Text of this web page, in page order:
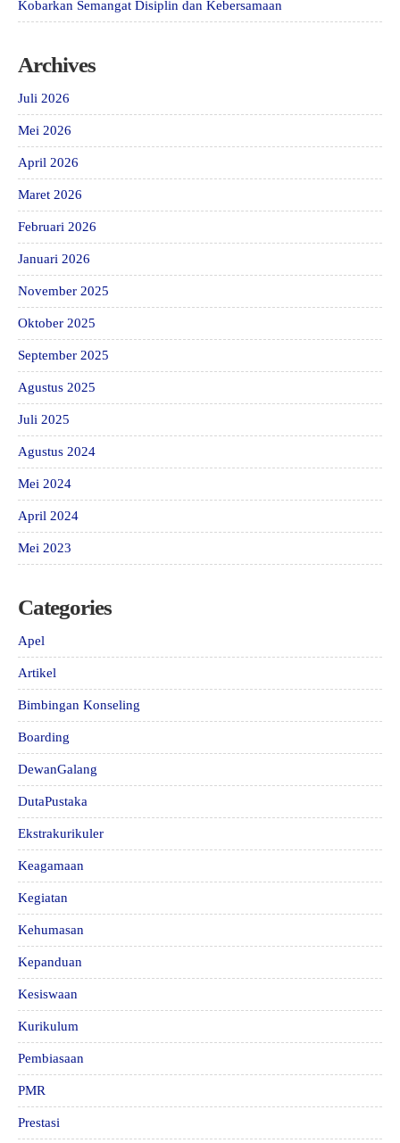
Kobarkan Semangat Disiplin dan Kebersamaan
Archives
Juli 2026
Mei 2026
April 2026
Maret 2026
Februari 2026
Januari 2026
November 2025
Oktober 2025
September 2025
Agustus 2025
Juli 2025
Agustus 2024
Mei 2024
April 2024
Mei 2023
Categories
Apel
Artikel
Bimbingan Konseling
Boarding
DewanGalang
DutaPustaka
Ekstrakurikuler
Keagamaan
Kegiatan
Kehumasan
Kepanduan
Kesiswaan
Kurikulum
Pembiasaan
PMR
Prestasi